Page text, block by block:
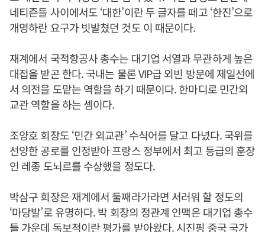
네티즌들 사이에서도 ‘대한’이란 두 글자를 떼고 ‘한진’으로
개명하란 요구가 빗발쳤던 것도 이 때문이다.
재계에서 국적항공사 총수는 대기업 서열과 무관하게 높은
대접을 받곤 한다. 국내는 물론 VIP급 외빈 방문에 제일선에
서 의전을 도맡는 역할을 하기 때문이다. 한마디로 민간외
교관 역할을 하는 셈이다.
조양호 회장도 ‘민간 외교관’ 수식어를 달고 다녔다. 국위를
선양한 공로를 인정받아 프랑스 정부에서 최고 등급의 훈장
인 레종 도뇌르를 수상했을 정도다.
박삼구 회장은 재계에서 둘째라가라면 서러워 할 정도의
‘마당발’로 유명하다. 박 회장의 정관계 인맥은 대기업 총수
들 가운데 독보적이란 평가를 받아왔다. 시진핑 중국 국가